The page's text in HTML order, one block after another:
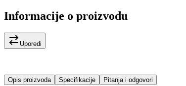
Informacije o proizvodu
Uporedi
Opis proizvoda Specifikacije Pitanja i odgovori